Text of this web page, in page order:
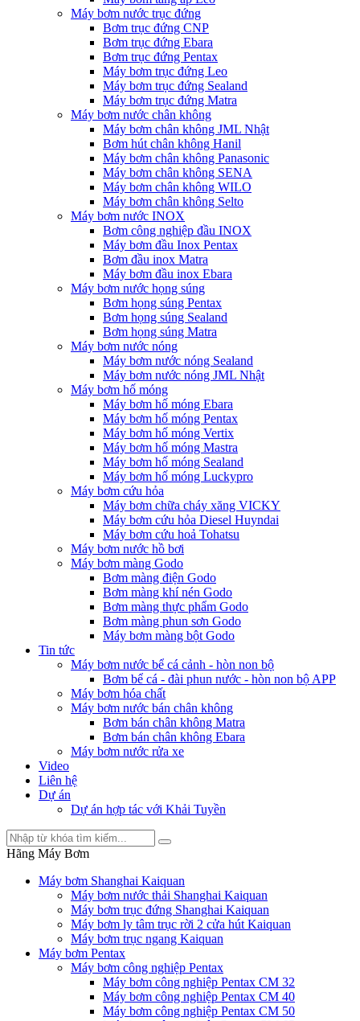
Máy bơm nước trục đứng
Bơm trục đứng CNP
Bơm trục đứng Ebara
Bơm trục đứng Pentax
Máy bơm trục đứng Leo
Máy bơm trục đứng Sealand
Máy bơm trục đứng Matra
Máy bơm nước chân không
Máy bơm chân không JML Nhật
Bơm hút chân không Hanil
Máy bơm chân không Panasonic
Máy bơm chân không SENA
Máy bơm chân không WILO
Máy bơm chân không Selto
Máy bơm nước INOX
Bơm công nghiệp đầu INOX
Máy bơm đầu Inox Pentax
Bơm đầu inox Matra
Máy bơm đầu inox Ebara
Máy bơm nước họng súng
Bơm họng súng Pentax
Bơm họng súng Sealand
Bơm họng súng Matra
Máy bơm nước nóng
Máy bơm nước nóng Sealand
Máy bơm nước nóng JML Nhật
Máy bơm hố móng
Máy bơm hố móng Ebara
Máy bơm hố móng Pentax
Máy bơm hố móng Vertix
Máy bơm hố móng Mastra
Máy bơm hố móng Sealand
Máy bơm hố móng Luckypro
Máy bơm cứu hỏa
Máy bơm chữa cháy xăng VICKY
Máy bơm cứu hỏa Diesel Huyndai
Máy bơm cứu hoả Tohatsu
Máy bơm nước hồ bơi
Máy bơm màng Godo
Bơm màng điện Godo
Bơm màng khí nén Godo
Bơm màng thực phẩm Godo
Bơm màng phun sơn Godo
Máy bơm màng bột Godo
Tin tức
Máy bơm nước bể cá cảnh - hòn non bộ
Bơm bể cá - đài phun nước - hòn non bộ APP
Máy bơm hóa chất
Máy bơm nước bán chân không
Bơm bán chân không Matra
Bơm bán chân không Ebara
Máy bơm nước rửa xe
Video
Liên hệ
Dự án
Dự án hợp tác với Khải Tuyền
Hãng Máy Bơm
Máy bơm Shanghai Kaiquan
Máy bơm nước thải Shanghai Kaiquan
Máy bơm trục đứng Shanghai Kaiquan
Máy bơm ly tâm trục rời 2 cửa hút Kaiquan
Máy bơm trục ngang Kaiquan
Máy bơm Pentax
Máy bơm công nghiệp Pentax
Máy bơm công nghiệp Pentax CM 32
Máy bơm công nghiệp Pentax CM 40
Máy bơm công nghiệp Pentax CM 50